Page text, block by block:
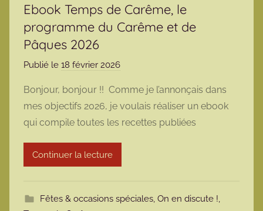
Ebook Temps de Carême, le
programme du Carême et de
Pâques 2026
Publié le 18 février 2026
r
m
a
r
t
Bonjour, bonjour !! Comme je l’annonçais dans
mes objectifs 2026, je voulais réaliser un ebook
qui compile toutes les recettes publiées
Continuer la lecture
Fêtes & occasions spéciales, On en discute !,